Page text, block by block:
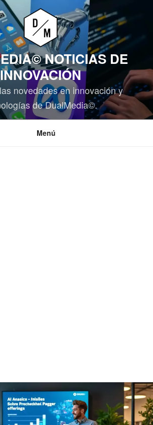
NOTICIAS DE
INNOVACIÓN
novedades en innovación y
de DualMedia©.
Menú